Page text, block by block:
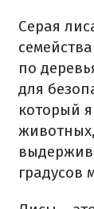
Серая
по
для
который
градусов